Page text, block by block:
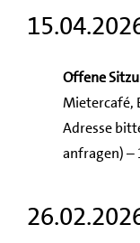
Offene
Mietercafé,
Adresse
anfragen) –